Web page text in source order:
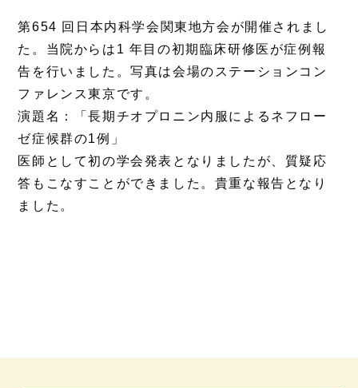
第654 回日本内科学会関東地方会が開催されまし
た。当院からは1 年目の初期臨床研修医が症例報
告を行いました。写真は会場のステーションコン
ファレンス東京です。
演題名：「長期チオプロニン内服によるネフロー
ゼ症候群の1例」
医師として初の学会発表となりましたが、質疑応
答もこなすことができました。貴重な報告となり
ました。